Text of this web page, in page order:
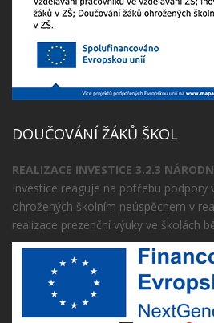
DOUČOVÁNÍ ŽÁKŮ ŠKOL
REALIZACE INVESTICE 3.2.3
Investice reaguje na potřebu podpory
ohrožených školním neúspěchem v
realizace prezenční výuky ve školách